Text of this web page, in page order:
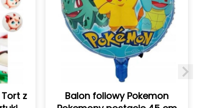
Pokemon
Balon foliowy Pokemon